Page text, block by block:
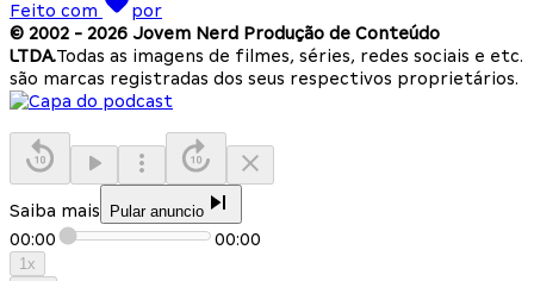
Feito com
por
© 2002 - 2026 Jovem Nerd Produção de Conteúdo
LTDA.Todas as imagens de filmes, séries, redes sociais e etc.
são marcas registradas dos seus respectivos proprietários.
Saiba mais Pular anuncio
00:00 00:00
1x